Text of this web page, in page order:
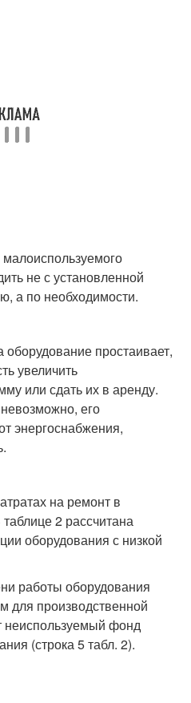
не с установленной
а по необходимости.
простаивает,
увеличить
или сдать их в аренду.
его
энергоснабжения,
на ремонт в
2 рассчитана
оборудования с низкой
работы оборудования
для производственной
фонд
(строка 5 табл. 2).